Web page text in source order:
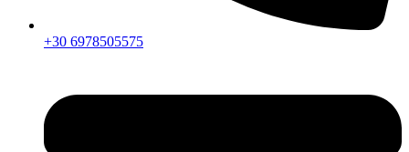
+30 6978505575